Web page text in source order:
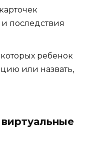
последствия
ребенок
или назвать,